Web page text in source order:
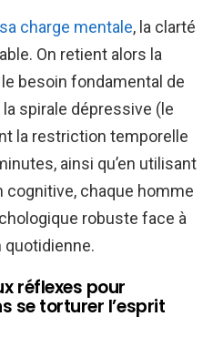
charge mentale, la clarté
On retient alors la
besoin fondamental de
spirale dépressive (le
la restriction temporelle
ainsi qu’en utilisant
chaque homme
robuste face à
quotidienne.
réflexes pour
se torturer l’esprit